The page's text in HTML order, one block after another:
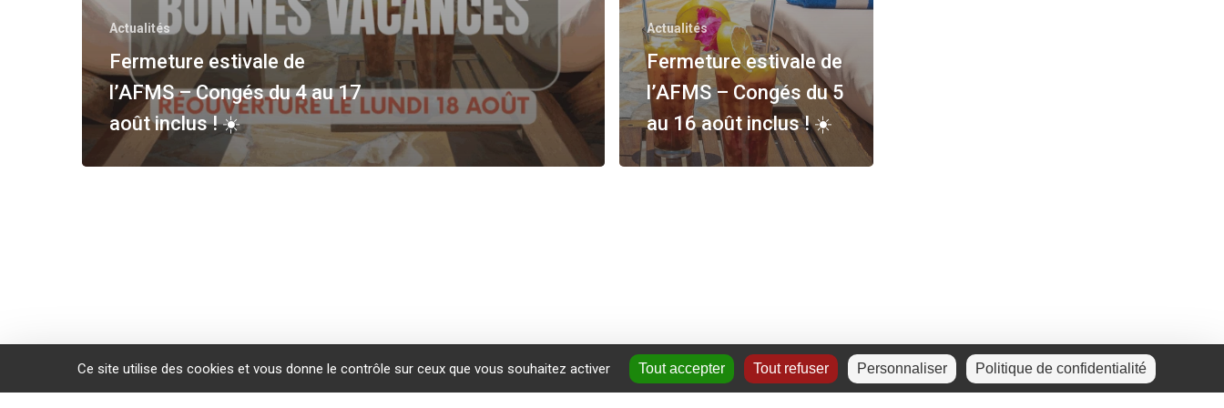
Actualités
Fermeture estivale de
l’AFMS – Congés du 4 au 17
août inclus ! ☀️
Actualités
Fermeture estivale de
l’AFMS – Congés du 5
au 16 août inclus ! ☀️
Ce site utilise des cookies et vous donne le contrôle sur ceux que vous souhaitez activer Tout accepter Tout refuser Personnaliser Politique de confidentialité